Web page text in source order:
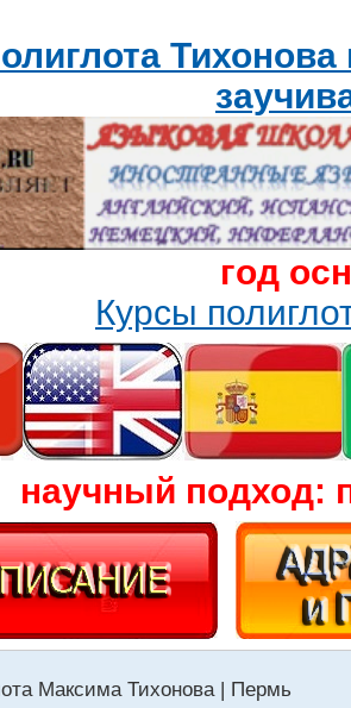
год
Курсы
научный подход:
Максима Тихонова | Пермь